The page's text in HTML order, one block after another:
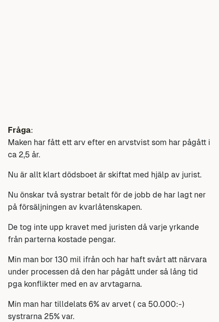
Fråga:
Maken har fått ett arv efter en arvstvist som har pågått i
ca 2,5 år.
Nu är allt klart dödsboet är skiftat med hjälp av jurist.
Nu önskar två systrar betalt för de jobb de har lagt ner
på försäljningen av kvarlåtenskapen.
De tog inte upp kravet med juristen då varje yrkande
från parterna kostade pengar.
Min man bor 130 mil ifrån och har haft svårt att närvara
under processen då den har pågått under så lång tid
pga konflikter med en av arvtagarna.
Min man har tilldelats 6% av arvet ( ca 50.000:-)
systrarna 25% var.